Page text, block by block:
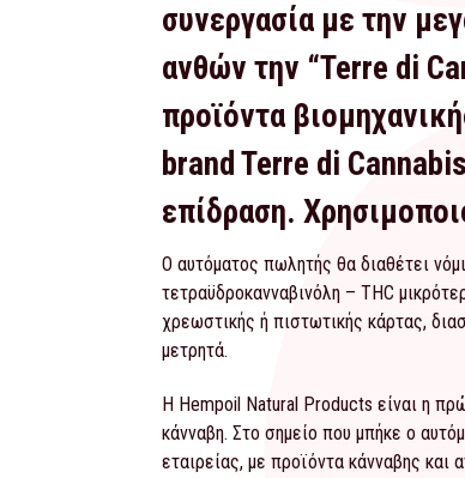
συνεργασία με την
ανθών την “Terre di
προϊόντα
brand Terre di
επίδραση.
Ο αυτόματος πωλητής θα διαθέτει
τετραϋδροκανναβινόλη – THC
χρεωστικής ή πιστωτικής κάρτας,
μετρητά.
Η Hempoil Natural Products είναι η
κάνναβη. Στο σημείο που μπήκε ο
εταιρείας, με προϊόντα κάνναβης και